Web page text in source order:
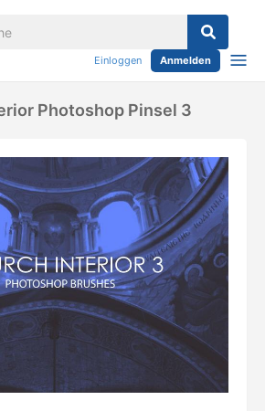
Einloggen Anmelden
Photoshop Pinsel 3